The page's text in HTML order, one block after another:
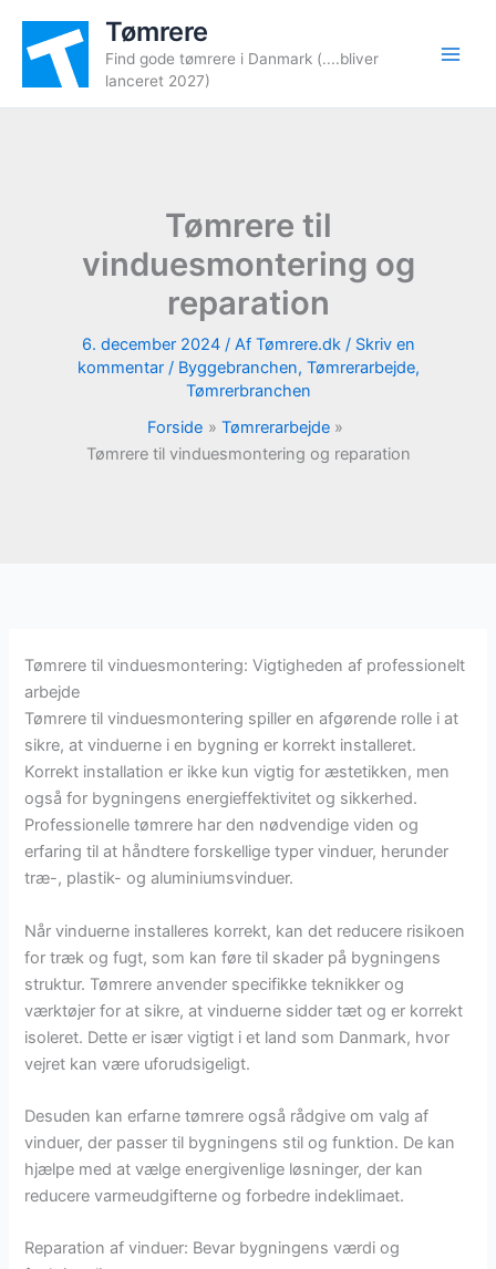
indholdet
Tømrere
Find gode tømrere i Danmark (....bliver
lanceret 2027)
Tømrere til
vinduesmontering og
reparation
6. december 2024 / Af Tømrere.dk / Skriv en
kommentar / Byggebranchen, Tømrerarbejde,
Tømrerbranchen
Forside
Tømrerarbejde
Tømrere til vinduesmontering og reparation
Tømrere til vinduesmontering: Vigtigheden af professionelt
arbejde
Tømrere til vinduesmontering spiller en afgørende rolle i at
sikre, at vinduerne i en bygning er korrekt installeret.
Korrekt installation er ikke kun vigtig for æstetikken, men
også for bygningens energieffektivitet og sikkerhed.
Professionelle tømrere har den nødvendige viden og
erfaring til at håndtere forskellige typer vinduer, herunder
træ-, plastik- og aluminiumsvinduer.
Når vinduerne installeres korrekt, kan det reducere risikoen
for træk og fugt, som kan føre til skader på bygningens
struktur. Tømrere anvender specifikke teknikker og
værktøjer for at sikre, at vinduerne sidder tæt og er korrekt
isoleret. Dette er især vigtigt i et land som Danmark, hvor
vejret kan være uforudsigeligt.
Desuden kan erfarne tømrere også rådgive om valg af
vinduer, der passer til bygningens stil og funktion. De kan
hjælpe med at vælge energivenlige løsninger, der kan
reducere varmeudgifterne og forbedre indeklimaet.
Reparation af vinduer: Bevar bygningens værdi og